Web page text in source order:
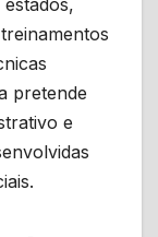
pretende
e